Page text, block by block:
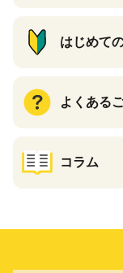
はじめて
よくある
コラム